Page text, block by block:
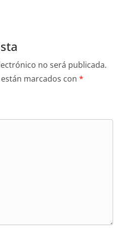
no será publicada.
marcados con *